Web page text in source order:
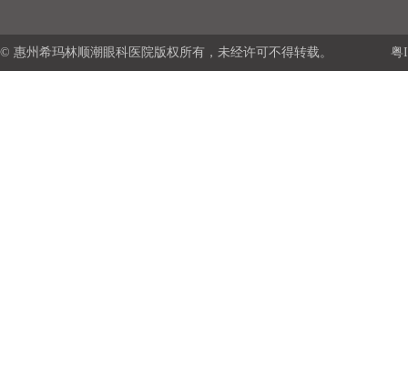
© 惠州希玛林顺潮眼科医院版权所有，未经许可不得转载。 粤